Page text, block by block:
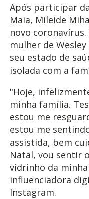
Após participar
Maia, Mileide
novo
mulher de
seu estado de
isolada com a
"Hoje,
minha família.
estou me
estou me
assistida, bem
Natal, vou sentir
vidrinho da
influenciadora
Instagram.